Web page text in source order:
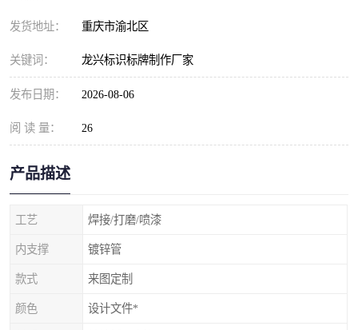
发货地址： 重庆市渝北区
关键词： 龙兴标识标牌制作厂家
发布日期： 2026-08-06
阅 读 量： 26
产品描述
工艺 焊接/打磨/喷漆
内支撑 镀锌管
款式 来图定制
颜色 设计文件*